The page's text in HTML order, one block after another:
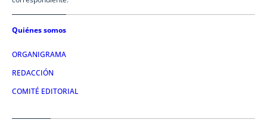
Quiénes somos
ORGANIGRAMA
REDACCIÓN
COMITÉ EDITORIAL